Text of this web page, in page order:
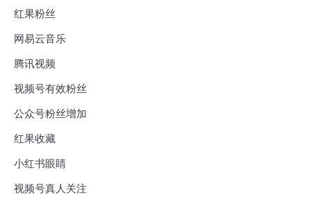
红果粉丝
网易云音乐
腾讯视频
视频号有效粉丝
公众号粉丝增加
红果收藏
小红书眼睛
视频号真人关注